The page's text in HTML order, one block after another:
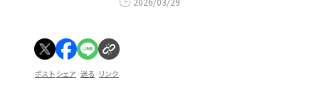
ポスト シェア 送る リンク